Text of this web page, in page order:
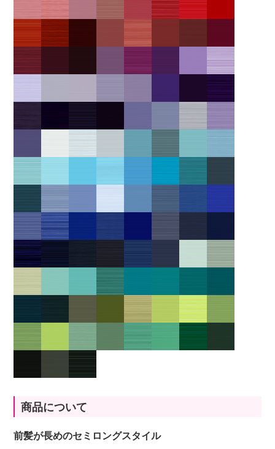
商品について
前髪が長めのセミロングスタイル